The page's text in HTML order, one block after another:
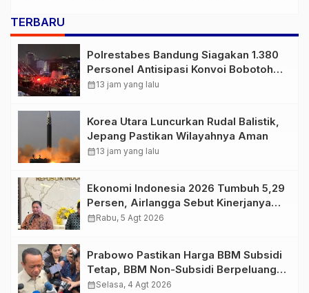
TERBARU
Polrestabes Bandung Siagakan 1.380
Personel Antisipasi Konvoi Bobotoh
Usai Final Piala Presiden
calendar_month13 jam yang lalu
Korea Utara Luncurkan Rudal Balistik,
Jepang Pastikan Wilayahnya Aman
calendar_month13 jam yang lalu
Ekonomi Indonesia 2026 Tumbuh 5,29
Persen, Airlangga Sebut Kinerjanya
Lampaui Rata-Rata Global
calendar_monthRabu, 5 Agt 2026
Prabowo Pastikan Harga BBM Subsidi
Tetap, BBM Non-Subsidi Berpeluang
Turun
calendar_monthSelasa, 4 Agt 2026